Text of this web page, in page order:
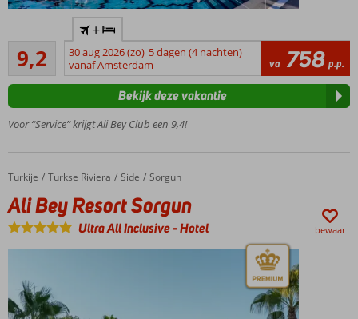
het
strand
Aquapark
glijbanen
restaurants
voor jong
en oud
9,2Uitstekend
130
beoordelingen
+
30 aug 2026 (zo) 5 dagen (4 nachten)
vanaf Amsterdam
va 758 p.p.
Voor “Service” krijgt Ali Bey Club een 9,4!
Bekijk deze vakantie
Home
Turkije Turkse Riviera Side Sorgun
Ali Bey Resort Sorgun
Ali Bey Resort Sorgun
Ultra All Inclusive-Hotel bewaar